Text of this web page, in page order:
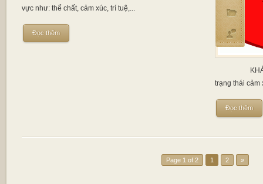
vực như: thể chất, cảm xúc, trí tuệ,...
Đọc thêm
KHÁI
trạng thái cảm
Đọc thêm
Page 1 of 2 1 2 »